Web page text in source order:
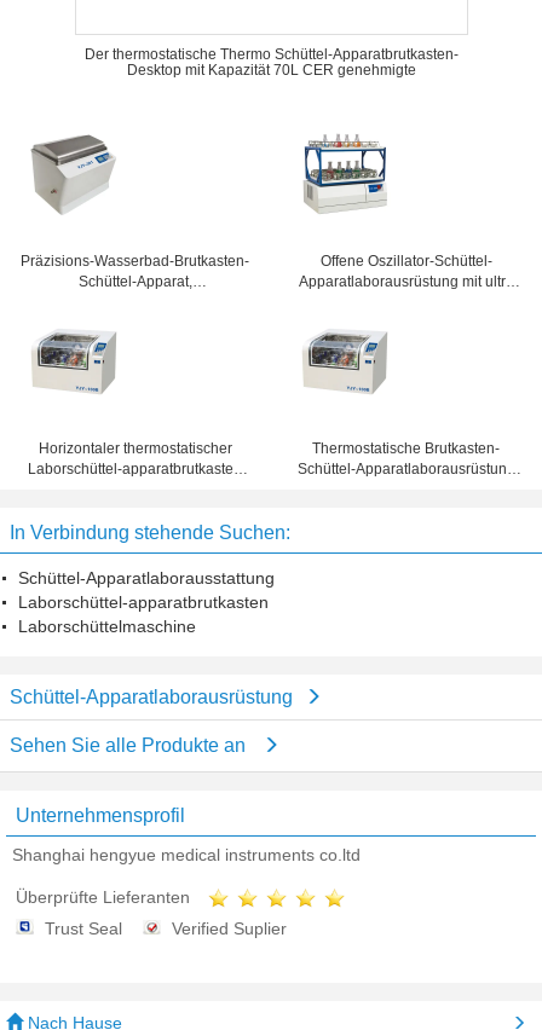
Der thermostatische Thermo Schüttel-Apparatbrutkasten-
Desktop mit Kapazität 70L CER genehmigte
Präzisions-Wasserbad-Brutkasten-
Schüttel-Apparat,
Offene Oszillator-Schüttel-
Apparatlaborausrüstung mit ultra
Horizontaler thermostatischer
Laborschüttel-apparatbrutkasten
Thermostatische Brutkasten-
Schüttel-Apparatlaborausrüstung
In Verbindung stehende Suchen:
Schüttel-Apparatlaborausstattung
Laborschüttel-apparatbrutkasten
Laborschüttelmaschine
Schüttel-Apparatlaborausrüstung
Sehen Sie alle Produkte an
Unternehmensprofil
Shanghai hengyue medical instruments co.ltd
Überprüfte Lieferanten
Trust Seal
Verified Suplier
Nach Hause